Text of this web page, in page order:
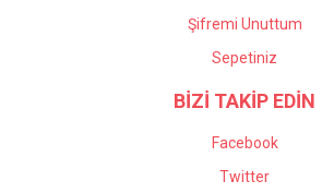
Şifremi Unuttum
Sepetiniz
BİZİ TAKİP EDİN
Facebook
Twitter